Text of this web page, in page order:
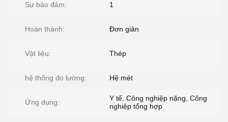
Sự bảo đảm: 1
Hoàn thành: Đơn giản
Vật liệu: Thép
hệ thống đo lường: Hệ mét
Ứng dụng:
Y tế, Công nghiệp nặng, Công
nghiệp tổng hợp